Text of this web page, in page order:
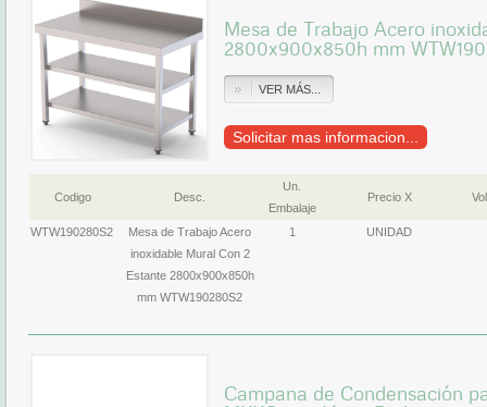
Mesa de Trabajo Acero
2800x900x850h mm
VER MÁS...
Solicitar mas informacion...
Codigo Desc.
Un.
Embalaje
Precio X
WTW190280S2
Mesa de Trabajo Acero
inoxidable Mural Con 2
Estante 2800x900x850h
mm WTW190280S2
1 UNIDAD
Campana de Condensación